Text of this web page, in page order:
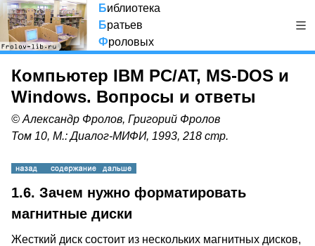
Библиотека
Братьев
Фроловых
Компьютер IBM PC/AT, MS-DOS и
Windows. Вопросы и ответы
© Александр Фролов, Григорий Фролов
Том 10, М.: Диалог-МИФИ, 1993, 218 стр.
1.6. Зачем нужно форматировать
магнитные диски
Жесткий диск состоит из нескольких магнитных дисков,